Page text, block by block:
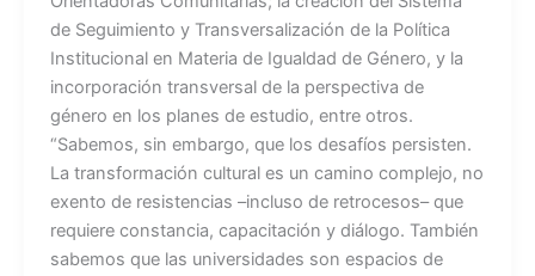
de Seguimiento y Transversalización de la Política
Institucional en Materia de Igualdad de Género, y la
incorporación transversal de la perspectiva de
género en los planes de estudio, entre otros.
“Sabemos, sin embargo, que los desafíos persisten.
La transformación cultural es un camino complejo, no
exento de resistencias –incluso de retrocesos– que
requiere constancia, capacitación y diálogo. También
sabemos que las universidades son espacios de